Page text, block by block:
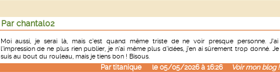
Par chantal02
Moi aussi, je serai là, mais c’est quand même triste de ne voir presque personne. J’ai
l’impression de ne plus rien publier, je n’ai même plus d’idées, j’en ai sûrement trop donné. Je
suis au bout du rouleau, mais je tiens bon ! Bisous.
Partitaniquele 05/05/2026 à 16:26 Voir mon blog !